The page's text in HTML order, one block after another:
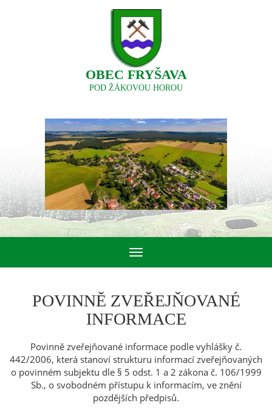
OBEC FRYŠAVA
POD ŽÁKOVOU HOROU
Toggle
navigation
POVINNĚ ZVEŘEJŇOVANÉ
INFORMACE
Povinně zveřejňované informace podle vyhlášky č.
442/2006, která stanoví strukturu informací zveřejňovaných
o povinném subjektu dle § 5 odst. 1 a 2 zákona č. 106/1999
Sb., o svobodném přístupu k informacím, ve znění
pozdějších předpisů.